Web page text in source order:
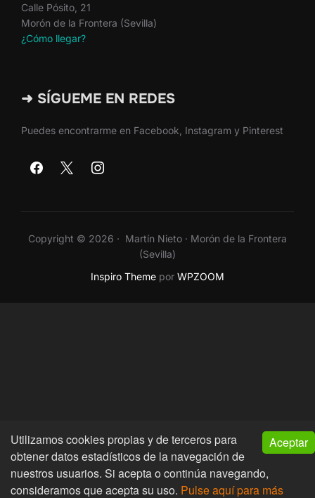
Aceptar
Utilizamos cookies propias y de terceros para
obtener datos estadísticos de la navegación de
nuestros usuarios. Si acepta o continúa navegando,
consideramos que acepta su uso. Pulse aquí para más
Calle Pósito, 21
Morón de la Frontera (Sevilla)
¿Cómo llegar?
➜ SÍGUEME EN REDES
Puedes encontrarme en Facebook, Instagram y Pinterest
Copyright © 2026 · Martín Nieto · Morón de la Frontera
(Sevilla)
Inspiro Theme por WPZOOM